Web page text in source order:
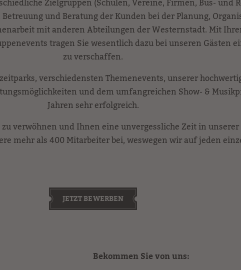
Zielgruppen (Schulen, Vereine, Firmen, Bus- und
und Beratung der Kunden bei der Planung,
mit anderen Abteilungen der Westernstadt. Mit
tragen Sie wesentlich dazu bei unseren Gästen
zu verschaffen.
verschiedensten Themenevents, unserer
und dem umfangreichen Show- &
Jahren sehr erfolgreich.
verwöhnen und Ihnen eine unvergessliche Zeit in
mehr als 400 Mitarbeiter bei, weswegen wir auf jeden
JETZT BEWERBEN
Bekommen Sie von uns: